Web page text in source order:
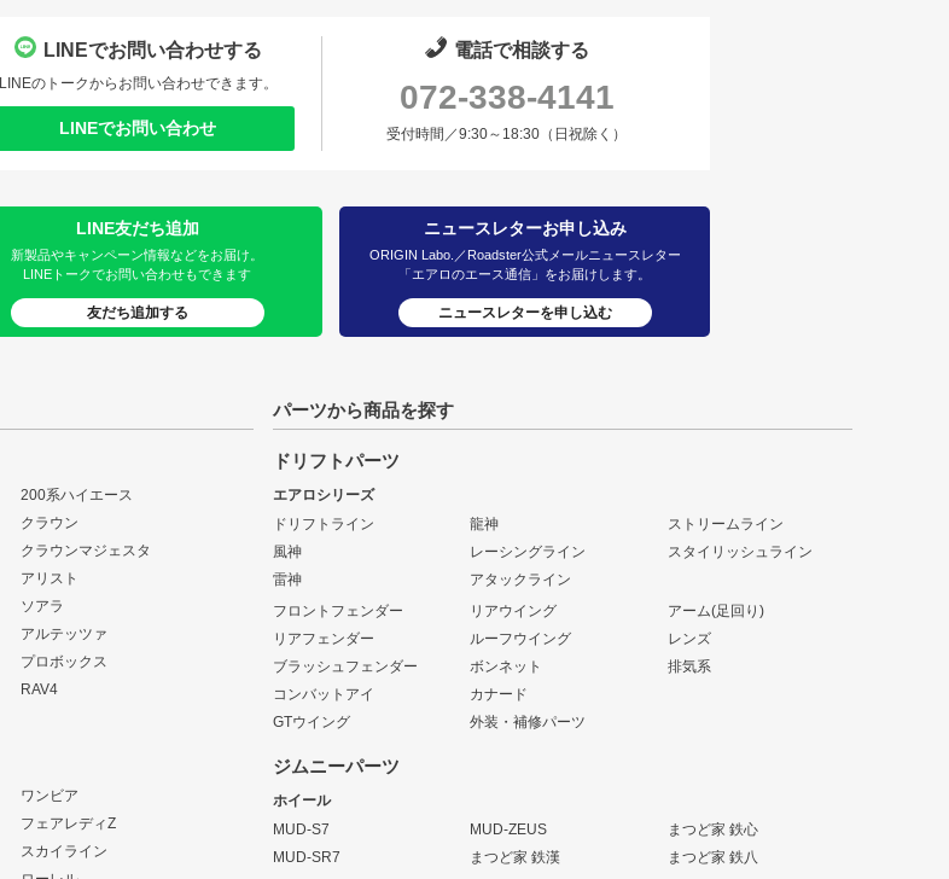
LINEでお問い合わせする
LINEのトークからお問い合わせできます。
LINEでお問い合わせ
電話で相談する
072-338-4141
受付時間／9:30～18:30（日祝除く）
LINE友だち追加
新製品やキャンペーン情報などをお届け。
LINEトークでお問い合わせもできます
友だち追加する
ニュースレターお申し込み
ORIGIN Labo.／Roadster公式メールニュースレター
「エアロのエース通信」をお届けします。
ニュースレターを申し込む
200系ハイエース
クラウン
クラウンマジェスタ
アリスト
ソアラ
アルテッツァ
プロボックス
RAV4
ワンビア
フェアレディZ
スカイライン
パーツから商品を探す
ドリフトパーツ
エアロシリーズ
ドリフトライン
風神
雷神
龍神
レーシングライン
アタックライン
ストリームライン
スタイリッシュライン
フロントフェンダー
リアフェンダー
ブラッシュフェンダー
コンバットアイ
GTウイング
リアウイング
ルーフウイング
ボンネット
カナード
外装・補修パーツ
アーム(足回り)
レンズ
排気系
ジムニーパーツ
ホイール
MUD-S7
MUD-SR7
MUD-ZEUS
まつど家 鉄漢
まつど家 鉄心
まつど家 鉄八